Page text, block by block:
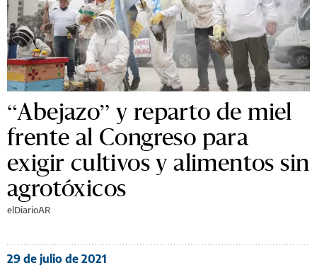
“Abejazo” y reparto de miel
frente al Congreso para
exigir cultivos y alimentos sin
agrotóxicos
elDiarioAR
29 de julio de 2021